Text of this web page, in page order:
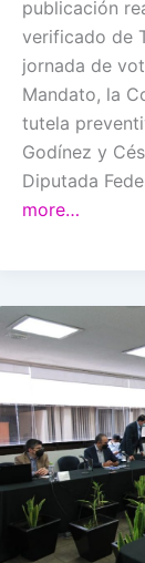
publicación
verificado de
jornada de
Mandato, la
tutela
Godínez y
Diputada
more…